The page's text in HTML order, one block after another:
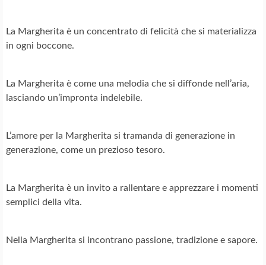
La Margherita è un concentrato di felicità che si materializza
in ogni boccone.
La Margherita è come una melodia che si diffonde nell’aria,
lasciando un’impronta indelebile.
L’amore per la Margherita si tramanda di generazione in
generazione, come un prezioso tesoro.
La Margherita è un invito a rallentare e apprezzare i momenti
semplici della vita.
Nella Margherita si incontrano passione, tradizione e sapore.